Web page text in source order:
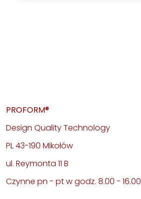
PROFORM®
Design Quality Technology
PL 43-190 Mikołów
ul. Reymonta 11 B
Czynne pn - pt w godz. 8.00 - 16.00